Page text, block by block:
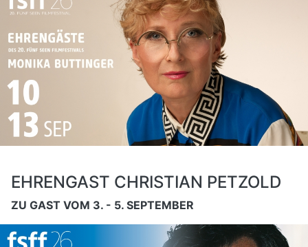
EHRENGAST CHRISTIAN PETZOLD
ZU GAST VOM 3. - 5. SEPTEMBER